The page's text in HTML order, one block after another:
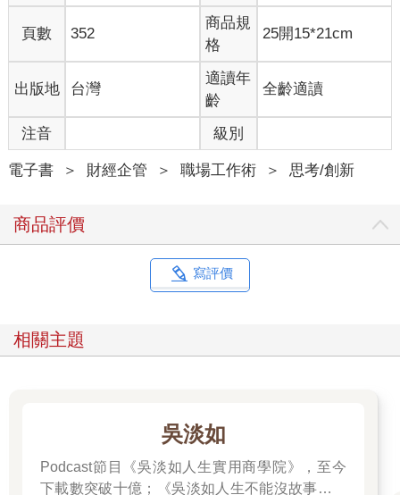
員。
五年後的今天，這門課程已經有46萬人加入。
這也就意味著，有32萬名學員是在課程正式結束之後加入的，這
因為我不希望這只是做一年就結束了的事。我希望做一件能夠長
期延續下去的事情，於是，在這門課程中，我講述了一些商業的
底層邏輯，因為只有底層邏輯才有生命力。在面臨變化的時候，
底層邏輯能夠應用到新的變化裡面，從而產生新的方法論。
什麼是「底層邏輯」？
億元，如果沒超過50%，馬雲給王健林1億元。
今天，我們回看多年前的這個賭局，不得不深思：為什麼這兩個
人對各自代表的線上、線下經濟的看法，會有如此大的分歧？
一方打敗另一方，是因為二者之間有天大的不同嗎？不是的。
層邏輯上沒有本質的區別。從本質上來說，二者都是流量、轉化
兩個人發生爭執的時候，一定是因為他們之間有更多的相同之
處，而不是不同之處。完全不同的兩個人是吵不起來的。
事物間的共同點，就是底層邏輯。
頁數 352
商品規
格
25開15*21cm
出版地 台灣
適讀年
齡
全齡適讀
注音 級別
電子書 ＞ 財經企管 ＞ 職場工作術 ＞ 思考/創新
商品評價
寫評價
相關主題
吳淡如
Podcast節目《吳淡如人生實用商學院》，至今
下載數突破十億；《吳淡如人生不能沒故事》也